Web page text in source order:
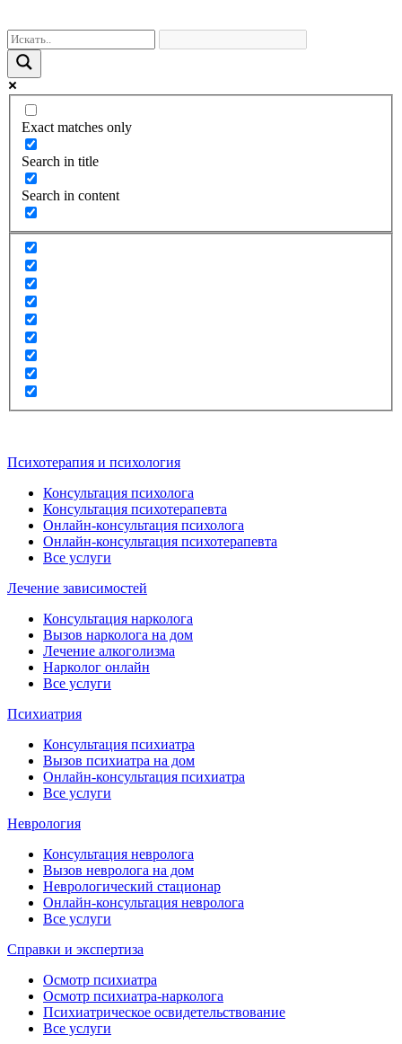
Exact matches only
Search in title
Search in content
Психотерапия и психология
Консультация психолога
Консультация психотерапевта
Онлайн-консультация психолога
Онлайн-консультация психотерапевта
Все услуги
Лечение зависимостей
Консультация нарколога
Вызов нарколога на дом
Лечение алкоголизма
Нарколог онлайн
Все услуги
Психиатрия
Консультация психиатра
Вызов психиатра на дом
Онлайн-консультация психиатра
Все услуги
Неврология
Консультация невролога
Вызов невролога на дом
Неврологический стационар
Онлайн-консультация невролога
Все услуги
Справки и экспертиза
Осмотр психиатра
Осмотр психиатра-нарколога
Психиатрическое освидетельствование
Все услуги